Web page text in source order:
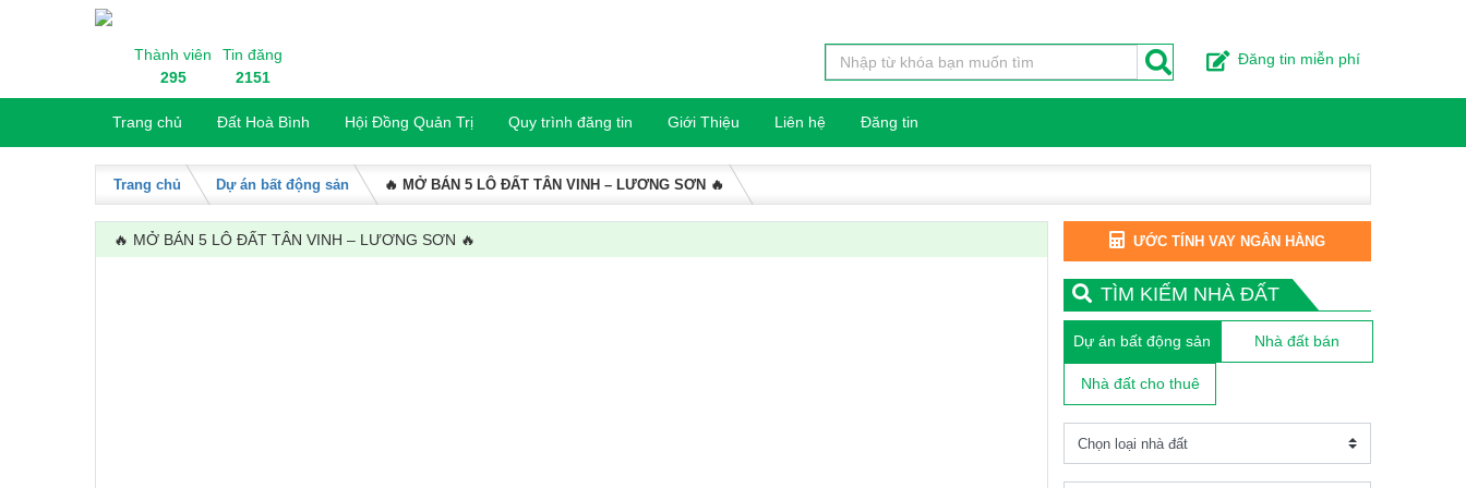
Skip to content
Thành viên
295
Tin đăng
2151
Đăng tin miễn phí
Trang chủ Đất Hoà Bình Hội Đồng Quản Trị Quy trình đăng tin Giới Thiệu Liên hệ Đăng tin
Trang chủ Dự án bất động sản 🔥 MỞ BÁN 5 LÔ ĐẤT TÂN VINH – LƯƠNG SƠN 🔥
🔥 MỞ BÁN 5 LÔ ĐẤT TÂN VINH – LƯƠNG SƠN 🔥 ƯỚC TÍNH VAY NGÂN HÀNG
TÌM KIẾM NHÀ ĐẤT
Dự án bất động sản Nhà đất bán
Nhà đất cho thuê